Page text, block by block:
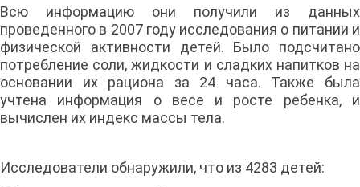
Всю информацию они получили из данных
проведенного в 2007 году исследования о питании и
физической активности детей. Было подсчитано
потребление соли, жидкости и сладких напитков на
основании их рациона за 24 часа. Также была
учтена информация о весе и росте ребенка, и
вычислен их индекс массы тела.
Исследователи обнаружили, что из 4283 детей: